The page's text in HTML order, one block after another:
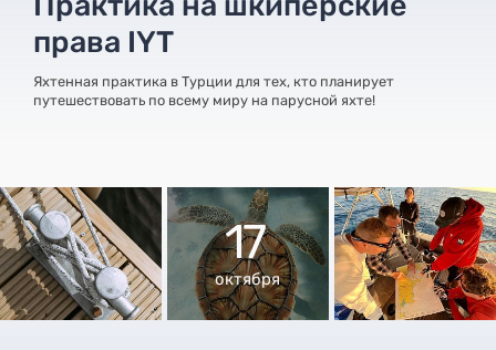
права IYT
Яхтенная практика в Турции для тех, кто планирует
путешествовать по всему миру на парусной яхте!
17
октября